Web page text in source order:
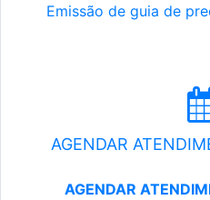
Emissão de guia de
AGENDAR
AGENDAR